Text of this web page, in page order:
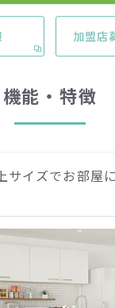
機能・特徴
サイズでお部屋
加盟店